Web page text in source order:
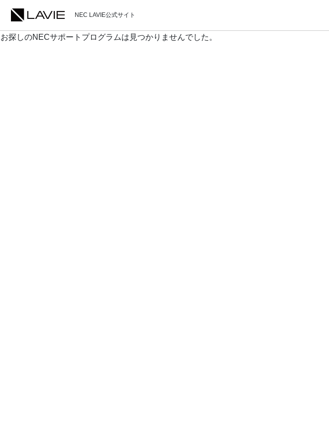
NEC LAVIE公式サイト
お探しのNECサポートプログラムは見つかりませんでした。